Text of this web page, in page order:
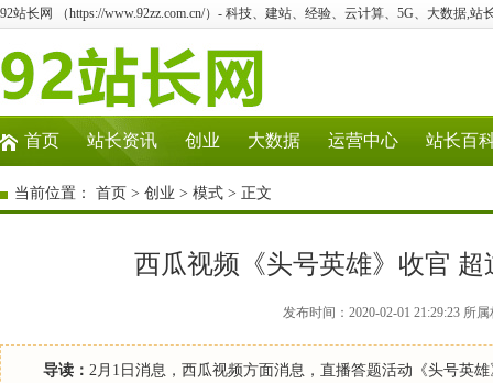
92站长网 （https://www.92zz.com.cn/）- 科技、建站、经验、云计算、5G、大数据,站
首页 站长资讯 创业 大数据 运营中心 站长百
当前位置： 首页 > 创业 > 模式 > 正文
西瓜视频《头号英雄》收官
发布时间：2020-02-01 21:29:23 所
导读： 2月1日消息，西瓜视频方面消息，直播答题活动《头号英